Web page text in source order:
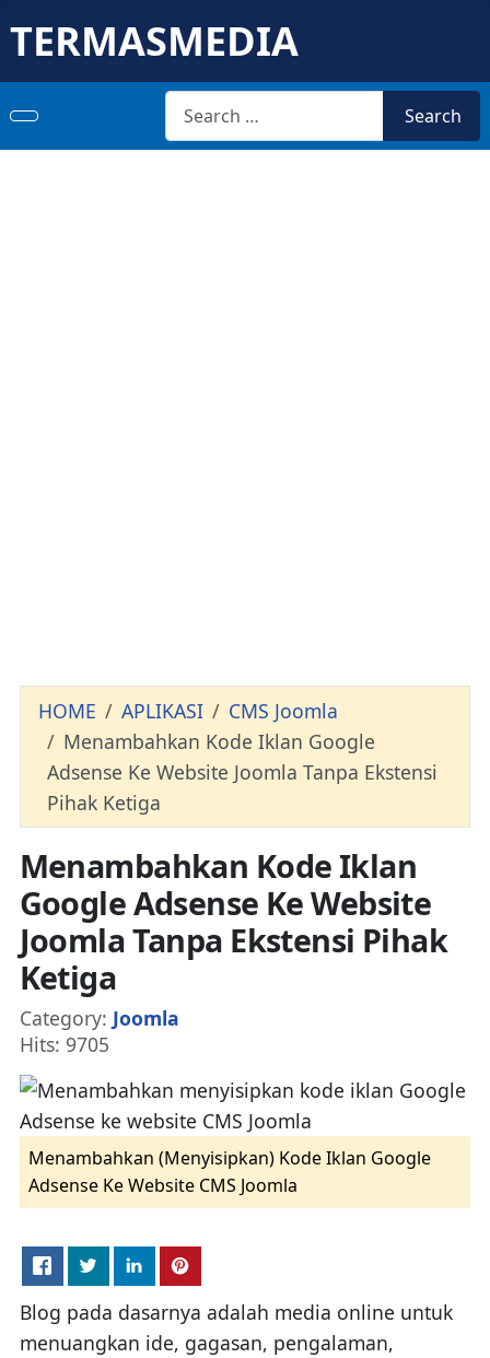
TERMASMEDIA
Search Search
HOME APLIKASI
CMS Joomla
Menambahkan Kode Iklan Google
Adsense Ke Website Joomla Tanpa Ekstensi
Pihak Ketiga
Menambahkan Kode Iklan
Google Adsense Ke Website
Joomla Tanpa Ekstensi Pihak
Ketiga
Details
Category: Joomla
Hits: 9705
Menambahkan (Menyisipkan) Kode Iklan Google
Adsense Ke Website CMS Joomla
Blog pada dasarnya adalah media online untuk
menuangkan ide, gagasan, pengalaman,